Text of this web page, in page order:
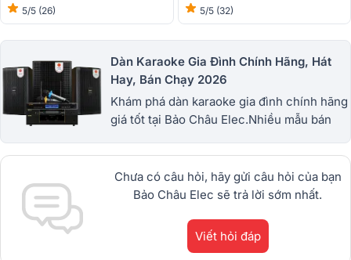
5/5 (26) 5/5 (32)
Dàn Karaoke Gia Đình Chính Hãng, Hát
Hay, Bán Chạy 2026
Khám phá dàn karaoke gia đình chính hãng
giá tốt tại Bảo Châu Elec.Nhiều mẫu bán
dBTechnologies, Philips Cao
Cấp.1900.0255
Chưa có câu hỏi, hãy gửi câu hỏi của bạn
Bảo Châu Elec sẽ trả lời sớm nhất.
Viết hỏi đáp